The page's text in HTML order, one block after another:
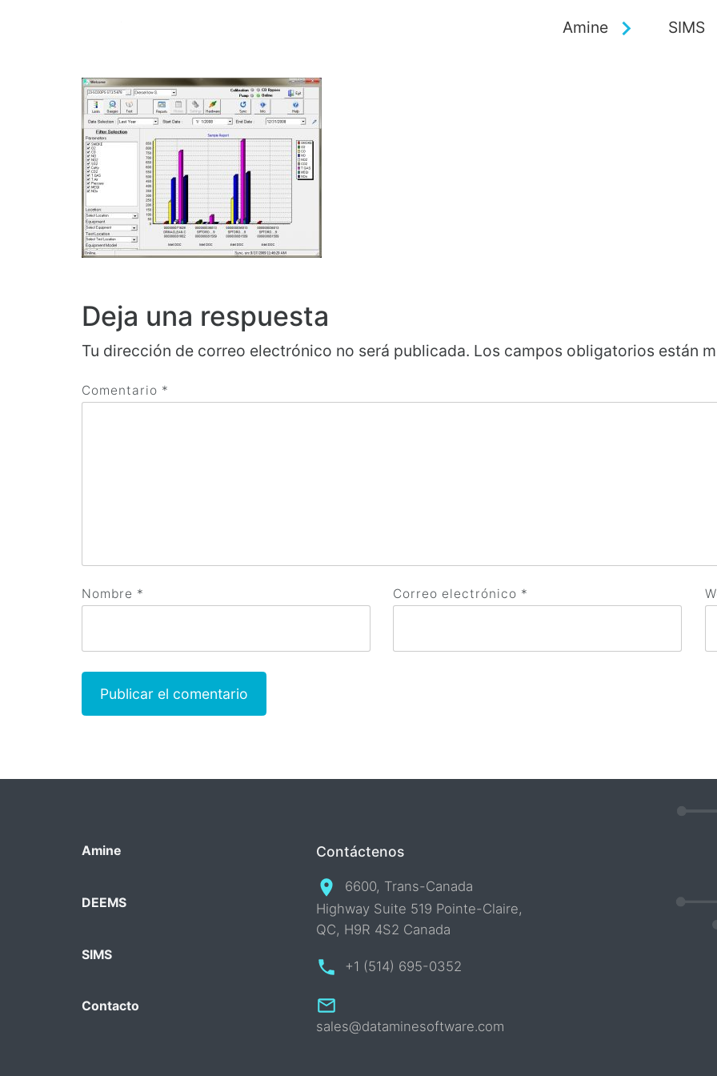
Amine SIMS
Deja una respuesta
Tu dirección de correo electrónico no será publicada. Los campos obligatorios están
Comentario *
Nombre * Correo electrónico *
Amine
DEEMS
SIMS
Contacto
Contáctenos
6600, Trans-Canada
Highway Suite 519 Pointe-Claire,
QC, H9R 4S2 Canada
+1 (514) 695-0352
sales@dataminesoftware.com